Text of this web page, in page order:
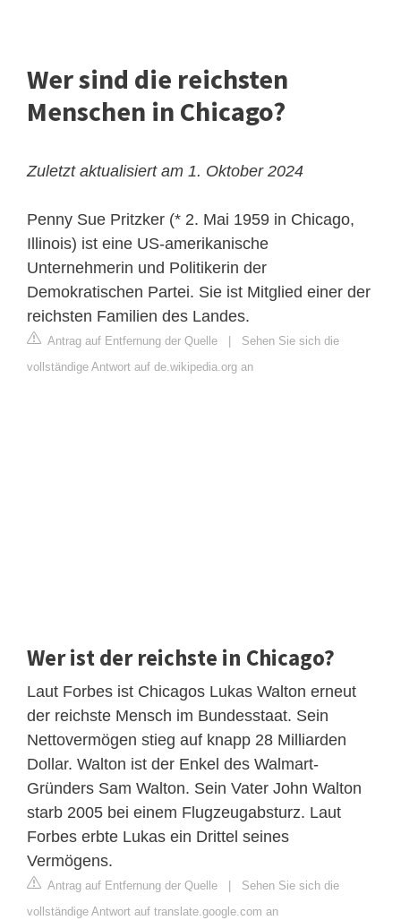
Wer sind die reichsten
Menschen in Chicago?
Zuletzt aktualisiert am 1. Oktober 2024
Penny Sue Pritzker (* 2. Mai 1959 in Chicago,
Illinois) ist eine US-amerikanische
Unternehmerin und Politikerin der
Demokratischen Partei. Sie ist Mitglied einer der
reichsten Familien des Landes.
Antrag auf Entfernung der Quelle
Sehen Sie sich die
vollständige Antwort auf de.wikipedia.org an
Wer ist der reichste in Chicago?
Laut Forbes ist Chicagos Lukas Walton erneut
der reichste Mensch im Bundesstaat. Sein
Nettovermögen stieg auf knapp 28 Milliarden
Dollar. Walton ist der Enkel des Walmart-
Gründers Sam Walton. Sein Vater John Walton
starb 2005 bei einem Flugzeugabsturz. Laut
Forbes erbte Lukas ein Drittel seines
Vermögens.
Antrag auf Entfernung der Quelle
Sehen Sie sich die
vollständige Antwort auf translate.google.com an